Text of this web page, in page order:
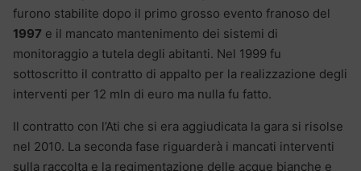
furono stabilite dopo il primo grosso evento franoso del
1997 e il mancato mantenimento dei sistemi di
monitoraggio a tutela degli abitanti. Nel 1999 fu
sottoscritto il contratto di appalto per la realizzazione degli
interventi per 12 mln di euro ma nulla fu fatto.
Il contratto con l’Ati che si era aggiudicata la gara si risolse
nel 2010. La seconda fase riguarderà i mancati interventi
sulla raccolta e la regimentazione delle acque bianche e